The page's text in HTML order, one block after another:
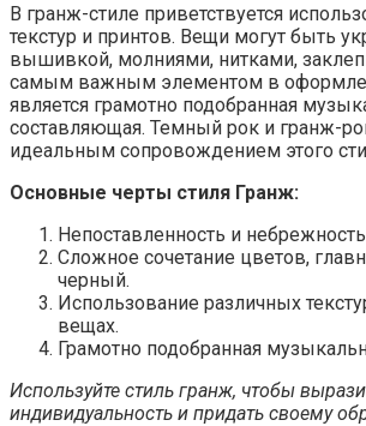
В гранж-стиле приветствуется
текстур и принтов. Вещи могут быть
вышивкой, молниями, нитками,
самым важным элементом в
является грамотно подобранная
составляющая. Темный рок и гранж-
идеальным сопровождением этого
Основные черты стиля Гранж:
Непоставленность и
Сложное сочетание цветов,
черный.
Использование различных
вещах.
Грамотно подобранная
Используйте стиль гранж, чтобы
индивидуальность и придать своему